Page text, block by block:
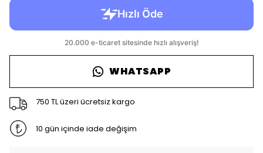
WHATSAPP
750 TL üzeri ücretsiz kargo
10 gün içinde iade değişim